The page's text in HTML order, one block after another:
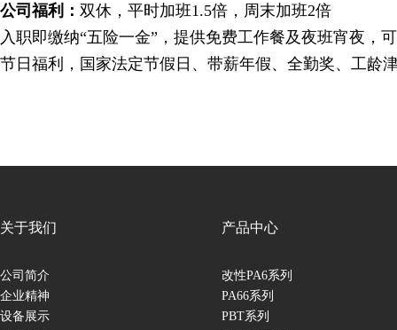
公司福利： 双休，平时加班1.5倍，周末加班2倍
入职即缴纳“五险一金”，提供免费工作餐及夜班宵夜，
节日福利，国家法定节假日、带薪年假、全勤奖、工龄
关于我们 产品中心
公司简介
企业精神
设备展示
改性PA6系列
PA66系列
PBT系列